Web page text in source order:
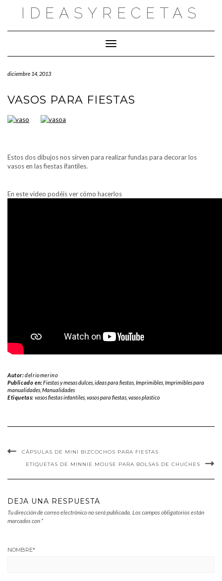
IDEASYRECETAS
Cambiar modo de navegación
diciembre 14, 2013
VASOS PARA FIESTAS
Estos dos dibujos nos sirven para realizar fundas para decorar los
vasos en las fiestas ifantiles.
En este vídeo podéis ver cómo hacerlos
Autor:delriomerino
Publicado en:Fiestas y mesas dulces ,ideas para fiestas ,Imprimibles ,Imprimibles para
manualidades Manualidades
Etiquetas: vasos fiestas infantiles, vasos para fiestas, vasos plastico
CÁPSULAS DE MINI BIZCOCHOS PARA FIESTAS
ETIQUETAS DE MINNIE MOUSE PARA BOLSAS DE CHUCHES
DEJA UNA RESPUESTA
Tu dirección de correo electrónico no será publicada. Los campos obligatorios están
marcados con *
NOMBRE*